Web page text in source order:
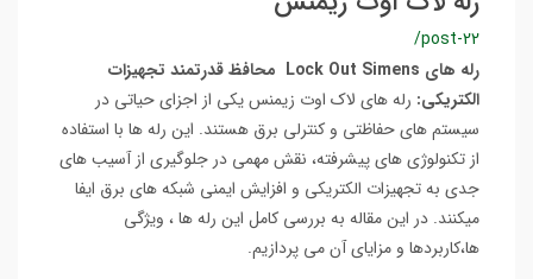
/post-22
رله های Lock Out Simens محافظ قدرتمند تجهیزات
الکتریکی: رله های لاک اوت زیمنس یکی از اجزای حیاتی در
سیستم های حفاظتی و کنترلی برق هستند. این رله ها با استفاده
از تکنولوژی های پیشرفته، نقش مهمی در جلوگیری از آسیب های
جدی به تجهیزات الکتریکی و افزایش ایمنی شبکه های برق ایفا
میکنند. در این مقاله به بررسی کامل این رله ها ، ویژگی
ها،کاربردها و مزایای آن می پردازیم.